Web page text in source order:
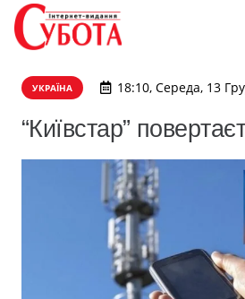
УКРАЇНА 18:10, Середа, 13
“Київcтар”